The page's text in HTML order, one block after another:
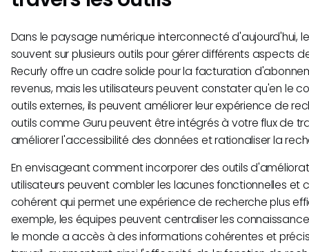
Dans le paysage numérique interconnecté d'aujourd'hui,
souvent sur plusieurs outils pour gérer différents aspects
Recurly offre un cadre solide pour la facturation
revenus, mais les utilisateurs peuvent constater qu'en le
outils externes, ils peuvent améliorer leur expérience de
outils comme Guru peuvent être intégrés à votre flux de
améliorer l'accessibilité des données et rationaliser la
En envisageant comment incorporer des outils
utilisateurs peuvent combler les lacunes fonctionnelles et
cohérent qui permet une expérience de recherche plus
exemple, les équipes peuvent centraliser les
le monde a accès à des informations cohérentes et